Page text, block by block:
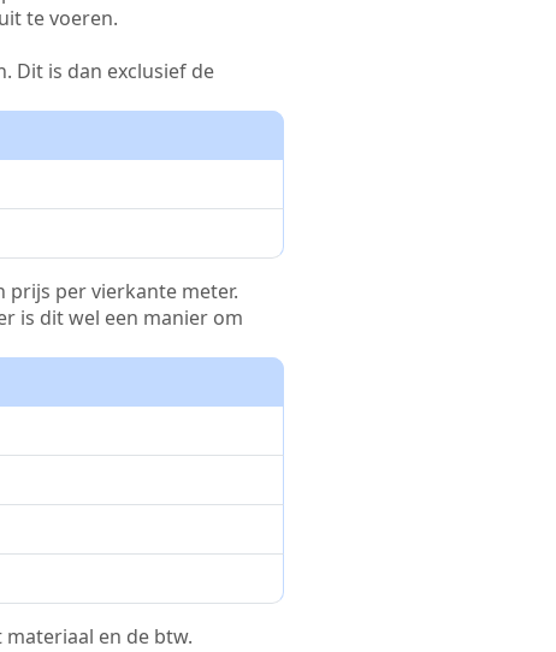
te voeren.
Dit is dan exclusief de
prijs per vierkante meter.
is dit wel een manier om
en de btw.